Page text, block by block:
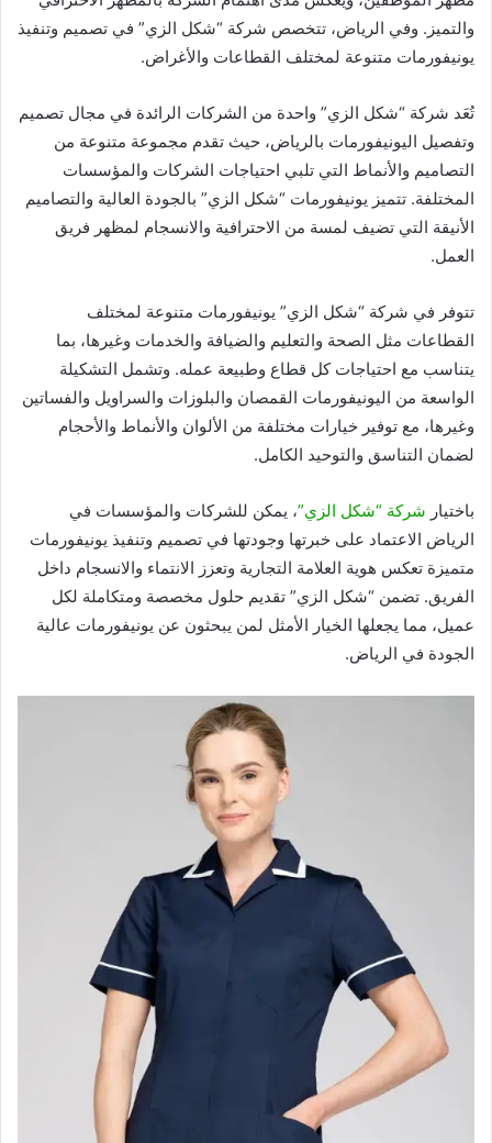
والتميز. وفي الرياض، تتخصص شركة “شكل الزي” في تصميم وتنفيذ
يونيفورمات متنوعة لمختلف القطاعات والأغراض.
تُعَد شركة “شكل الزي” واحدة من الشركات الرائدة في مجال تصميم
وتفصيل اليونيفورمات بالرياض، حيث تقدم مجموعة متنوعة من
التصاميم والأنماط التي تلبي احتياجات الشركات والمؤسسات
المختلفة. تتميز يونيفورمات “شكل الزي” بالجودة العالية والتصاميم
الأنيقة التي تضيف لمسة من الاحترافية والانسجام لمظهر فريق
العمل.
تتوفر في شركة “شكل الزي” يونيفورمات متنوعة لمختلف
القطاعات مثل الصحة والتعليم والضيافة والخدمات وغيرها، بما
يتناسب مع احتياجات كل قطاع وطبيعة عمله. وتشمل التشكيلة
الواسعة من اليونيفورمات القمصان والبلوزات والسراويل والفساتين
وغيرها، مع توفير خيارات مختلفة من الألوان والأنماط والأحجام
لضمان التناسق والتوحيد الكامل.
باختيار شركة “شكل الزي”، يمكن للشركات والمؤسسات في
الرياض الاعتماد على خبرتها وجودتها في تصميم وتنفيذ يونيفورمات
متميزة تعكس هوية العلامة التجارية وتعزز الانتماء والانسجام داخل
الفريق. تضمن “شكل الزي” تقديم حلول مخصصة ومتكاملة لكل
عميل، مما يجعلها الخيار الأمثل لمن يبحثون عن يونيفورمات عالية
الجودة في الرياض.